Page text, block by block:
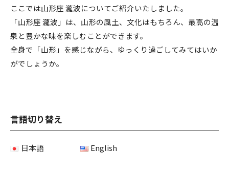
ここでは山形座 瀧波についてご紹介いたしました。
「山形座 瀧波」は、山形の風土、文化はもちろん、最高の温
泉と豊かな味を楽しむことができます。
全身で「山形」を感じながら、ゆっくり過ごしてみてはいか
がでしょうか。
言語切り替え
日本語 English